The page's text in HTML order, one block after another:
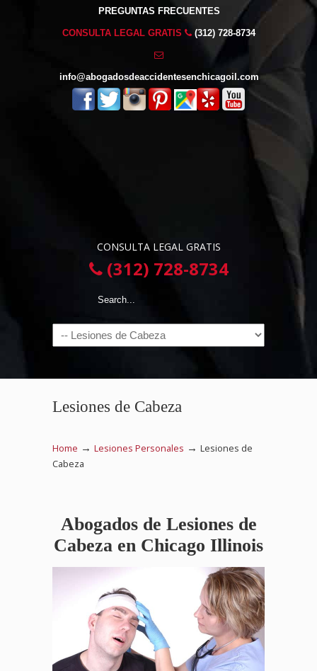
PREGUNTAS FRECUENTES
CONSULTA LEGAL GRATIS (312) 728-8734
info@abogadosdeaccidentesenchicagoil.com
CONSULTA LEGAL GRATIS
(312) 728-8734
Navigation
Lesiones de Cabeza
Home → Lesiones Personales → Lesiones de
Cabeza
Abogados de Lesiones de
Cabeza en Chicago Illinois